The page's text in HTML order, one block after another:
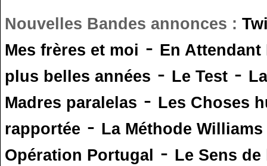
Nouvelles Bandes annonces :
Mes frères et moi - En
plus belles années - Le Test -
Madres paralelas - Les Choses
rapportée - La Méthode Williams
Opération Portugal - Le Sens